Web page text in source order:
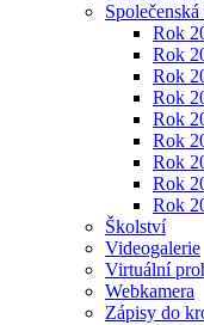
Rok
Rok
Rok
Rok
Rok
Rok
Rok
Rok
Rok
Školství
Videogalerie
Virtuální
Webkamera
Zápisy do